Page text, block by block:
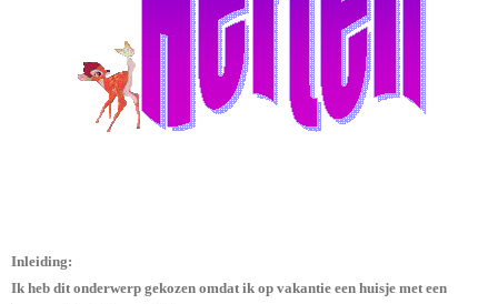
Inleiding:
Ik heb dit onderwerp gekozen omdat ik op vakantie een huisje met een